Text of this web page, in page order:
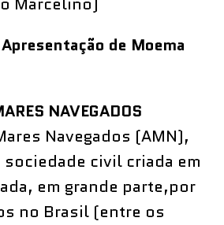
de Moema
NAVEGADOS
Navegados (AMN),
sociedade civil criada em
em grande parte,por
no Brasil (entre os